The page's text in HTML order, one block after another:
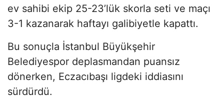
ev sahibi ekip 25-23’lük skorla seti ve maçı
3-1 kazanarak haftayı galibiyetle kapattı.
Bu sonuçla İstanbul Büyükşehir
Belediyespor deplasmandan puansız
dönerken, Eczacıbaşı ligdeki iddiasını
sürdürdü.